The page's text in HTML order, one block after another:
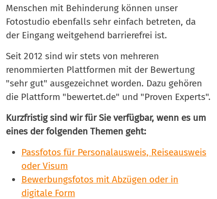
Menschen mit Behinderung können unser
Fotostudio ebenfalls sehr einfach betreten, da
der Eingang weitgehend barrierefrei ist.
Seit 2012 sind wir stets von mehreren
renommierten Plattformen mit der Bewertung
"sehr gut" ausgezeichnet worden. Dazu gehören
die Plattform "bewertet.de" und "Proven Experts".
Kurzfristig sind wir für Sie verfügbar, wenn es um
eines der folgenden Themen geht:
Passfotos für Personalausweis, Reiseausweis
oder Visum
Bewerbungsfotos mit Abzügen oder in
digitale Form